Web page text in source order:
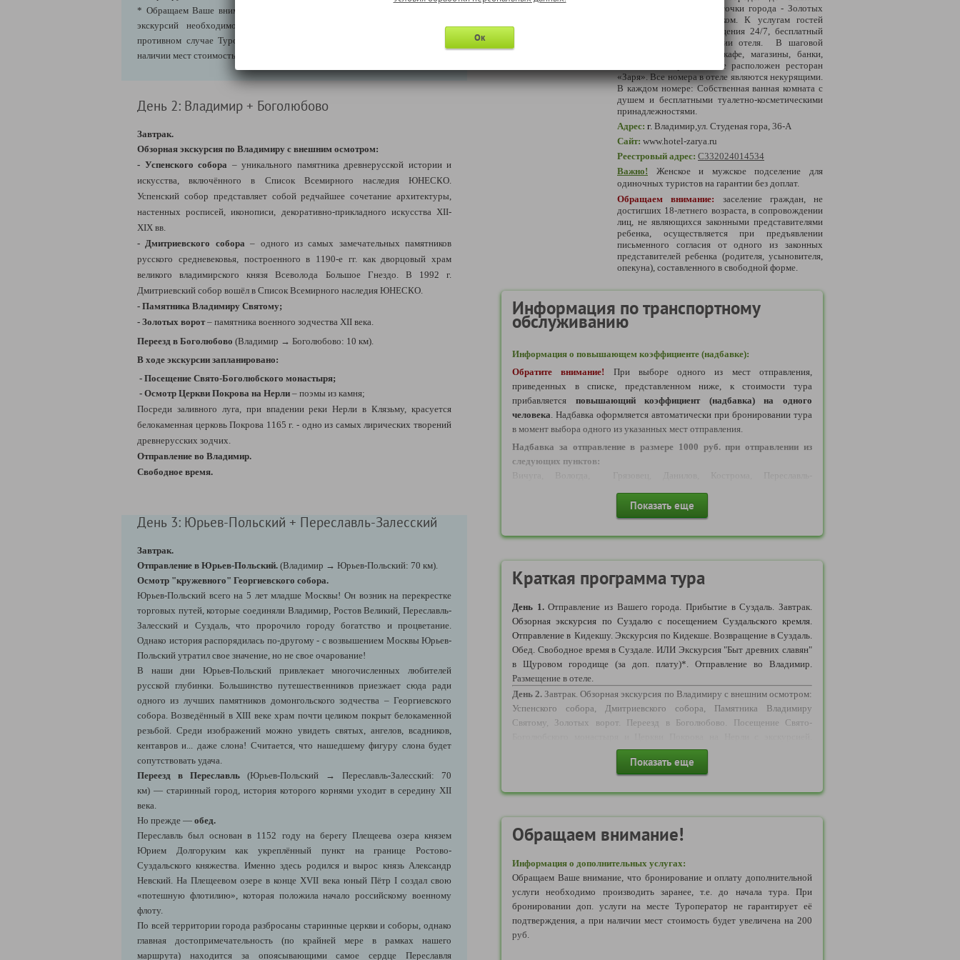
* Обращаем Ваше внимание, что бронирование и оплату дополнительных
экскурсий необходимо производить заранее, т.е. до начала тура. В
противном случае Туроператор не гарантирует её подтверждения, а при
наличии мест стоимость будет увеличена на 200 рублей.
День 2: Владимир + Боголюбово
Завтрак.
Обзорная экскурсия по Владимиру с внешним осмотром:
- Успенского собора – уникального памятника древнерусской истории и
искусства, включённого в Список Всемирного наследия ЮНЕСКО.
Успенский собор представляет собой редчайшее сочетание архитектуры,
настенных росписей, иконописи, декоративно-прикладного искусства XII-
XIX вв.
- Дмитриевского собора – одного из самых замечательных памятников
русского средневековья, построенного в 1190-е гг. как дворцовый храм
великого владимирского князя Всеволода Большое Гнездо. В 1992 г.
Дмитриевский собор вошёл в Список Всемирного наследия ЮНЕСКО.
- Памятника Владимиру Святому;
- Золотых ворот– памятника военного зодчества XII века.
Переезд в Боголюбово (Владимир → Боголюбово: 10 км).
В ходе экскурсии запланировано:
- Посещение Свято-Боголюбского монастыря;
- Осмотр Церкви Покрова на Нерли – поэмы из камня;
Посреди заливного луга, при впадении реки Нерли в Клязьму, красуется
белокаменная церковь Покрова 1165 г. - одно из самых лирических творений
древнерусских зодчих.
Отправление во Владимир.
Свободное время.
День 3: Юрьев-Польский + Переславль-Залесский
Завтрак.
Отправление в Юрьев-Польский. (Владимир → Юрьев-Польский: 70 км).
Осмотр "кружевного" Георгиевского собора.
Юрьев-Польский всего на 5 лет младше Москвы! Он возник на перекрестке
торговых путей, которые соединяли Владимир, Ростов Великий, Переславль-
Залесский и Суздаль, что пророчило городу богатство и процветание.
Однако история распорядилась по-другому - с возвышением Москвы Юрьев-
Польский утратил свое значение, но не свое очарование!
В наши дни Юрьев-Польский привлекает многочисленных любителей
русской глубинки. Большинство путешественников приезжает сюда ради
одного из лучших памятников домонгольского зодчества – Георгиевского
собора. Возведённый в XIII веке храм почти целиком покрыт белокаменной
резьбой. Среди изображений можно увидеть святых, ангелов, всадников,
кентавров и... даже слона! Считается, что нашедшему фигуру слона будет
сопутствовать удача.
Переезд в Переславль (Юрьев-Польский →
Переславль-Залесский: 70
км) — старинный город, история которого корнями уходит в середину XII
века.
Но прежде — обед.
Переславль был основан в 1152 году на берегу Плещеева озера князем
Юрием Долгоруким как укреплённый пункт на границе Ростово-
Суздальского княжества. Именно здесь родился и вырос князь Александр
Невский. На Плещеевом озере в конце XVII века юный Пётр I создал свою
«потешную флотилию», которая положила начало российскому военному
флоту.
По всей территории города разбросаны старинные церкви и соборы, однако
главная достопримечательность (по крайней мере в рамках нашего
маршрута) находится за опоясывающими самое сердце Переславля
памятника, визитной карточки города - Золотых
ворот, 7-10 минут пешком. К услугам гостей
служба приема и размещения 24/7, бесплатный
Wi-Fi на всей территории отеля. В шаговой
доступности находятся кафе, магазины, банки,
аптеки. На первом этаже расположен ресторан
«Заря». Все номера в отеле являются некурящими.
В каждом номере: Собственная ванная комната с
душем и бесплатными туалетно-косметическими
принадлежностями.
Адрес: г. Владимир,ул. Студеная гора, 36-А
Сайт: www.hotel-zarya.ru
Реестровый адрес: С332024014534
Важно!
Женское и мужское подселение для
одиночных туристов на гарантии без доплат.
Обращаем внимание: заселение граждан, не
достигших 18-летнего возраста, в сопровождении
лиц, не являющихся законными представителями
ребенка, осуществляется при предъявлении
письменного согласия от одного из законных
представителей ребенка (родителя, усыновителя,
опекуна), составленного в свободной форме.
Информация по транспортному
обслуживанию
Информация о повышающем коэффициенте (надбавке):
Обратите внимание!
При выборе одного из мест отправления,
приведенных в списке, представленном ниже, к стоимости тура
прибавляется повышающий коэффициент (надбавка) на одного
человека . Надбавка оформляется автоматически при бронировании тура
в момент выбора одного из указанных мест отправления.
Надбавка за отправление в размере 1000 руб. при отправлении из
следующих пунктов:
Вичуга, Вологда, Грязовец, Данилов, Кострома, Переславль-
Шексна, Шуя, Гусь-Хрустальный.
Надбавка за отправление в размере 1500 руб. при отправлении из
следующих пунктов:
Надбавка за отправление в размере 2000 руб. при отправлении из
Дзержинск, Сергиев Посад, Нижний Новгород.
Надбавка за отправление в размере 3000 руб. при отправлении из
следующих пунктов:
Балашиха, Коломна, Москва, Мытищи, Орехово-Зуево, Пушкино Рязань,
Павловский Посад, Тула, Тверь, Электросталь.
Информация по транспорту на маршруте :Обращаем Ваше внимание,
что транспортное обслуживание по программе может осуществляться
автомобиль, поезд, воздушный, водный транспорт и другое(в
зависимости от количества пассажиров, логистики маршрута и т.д.).
размером группы и может отличаться от обозначенного на схеме на сайте
(по туру может быть предоставлен автобус как большей, так и меньшей
вместимости).
Показать еще
Краткая программа тура
День 1.Отправление из Вашего города. Прибытие в Суздаль. Завтрак.
Обзорная экскурсия по Суздалю с посещением Суздальского кремля.
Отправление в Кидекшу. Экскурсия по Кидекше. Возвращение в Суздаль.
Обед. Свободное время в Суздале. ИЛИ Экскурсия "Быт древних славян"
в Щуровом городище (за доп. плату)*. Отправление во Владимир.
Размещение в отеле.
День 2. Завтрак. Обзорная экскурсия по Владимиру с внешним осмотром:
Успенского собора, Дмитриевского собора, Памятника Владимиру
Святому, Золотых ворот. Переезд в Боголюбово. Посещение Свято-
Возвращение во Владимир. Свободное время.
Завтрак. Отправление в Юрьев-Польский. Осмотр Георгиевского
«Город Александра Невского». Свободное время. Сбор группы.
Показать еще
Обращаем внимание!
Информация о дополнительных услугах:
Обращаем Ваше внимание, что бронирование и оплату дополнительной
услуги необходимо производить заранее, т.е. до начала тура. При
бронировании доп. услуги на месте Туроператор не гарантирует её
подтверждения, а при наличии мест стоимость будет увеличена на 200
руб.
Ок